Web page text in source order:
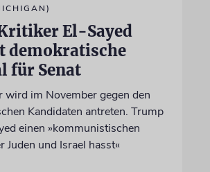
El-Sayed
demokratische
für Senat
wird im November gegen den
Kandidaten antreten. Trump
einen »kommunistischen
Juden und Israel hasst«